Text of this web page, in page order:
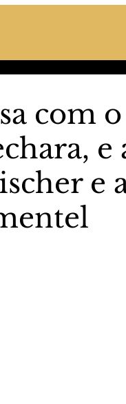
Carioca
Paulo Negocio
com o
e
e